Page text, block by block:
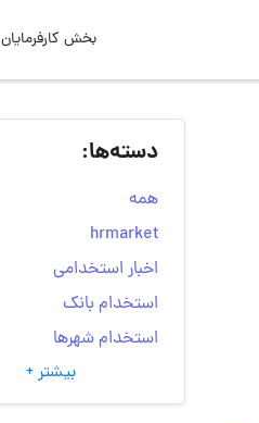
بخش کارفرمایان
دسته‌ها:
همه
hrmarket
اخبار استخدامی
استخدام بانک
استخدام شهرها
انتخاب مسیر شغلی
به‌روزرسانی‌های سایت
بیشتر +